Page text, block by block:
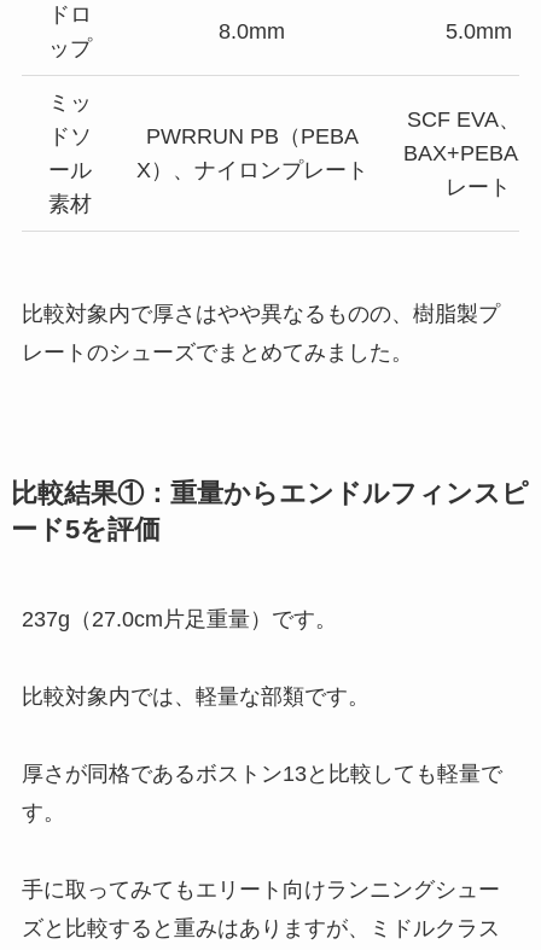
ドロ
ップ
8.0mm 5.0mm
ミッ
ドソ
ール
素材
PWRRUN PB（PEBA
X）、ナイロンプレート
SCF EVA、
BAX+PEBAX
レート
比較対象内で厚さはやや異なるものの、樹脂製プ
レートのシューズでまとめてみました。
比較結果①：重量からエンドルフィンスピ
ード5を評価
237g（27.0cm片足重量）です。
比較対象内では、軽量な部類です。
厚さが同格であるボストン13と比較しても軽量で
す。
手に取ってみてもエリート向けランニングシュー
ズと比較すると重みはありますが、ミドルクラス